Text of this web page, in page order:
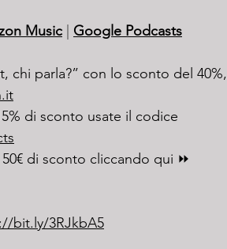
Music Google Podcasts
chi parla?” con lo sconto del 40%,
di sconto usate il codice
di sconto cliccando qui ⏩
bit.ly/3RJkbA5